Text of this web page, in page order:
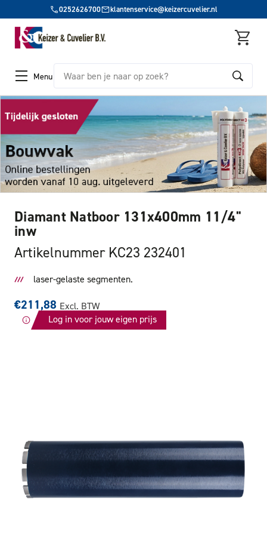
0252626700 klantenservice@keizercuvelier.nl
Menu Zoeken
Diamant Natboor 131x400mm 11/4"
inw
Artikelnummer KC23 232401
laser-gelaste segmenten.
€211,88 Excl. BTW
Log in voor jouw eigen prijs